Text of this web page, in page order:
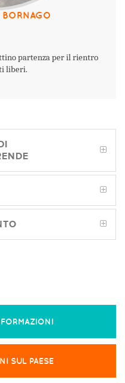
partenza per il rientro
liberi.
SUL PAESE